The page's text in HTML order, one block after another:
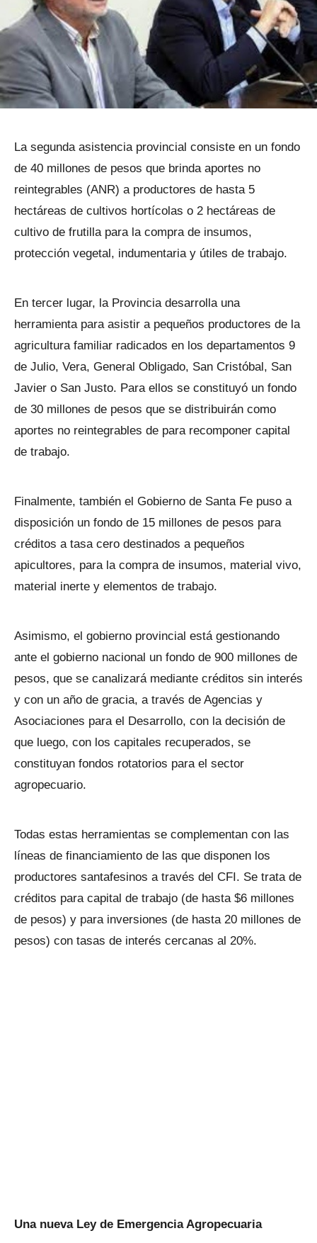
La segunda asistencia provincial consiste en un fondo
de 40 millones de pesos que brinda aportes no
reintegrables (ANR) a productores de hasta 5
hectáreas de cultivos hortícolas o 2 hectáreas de
cultivo de frutilla para la compra de insumos,
protección vegetal, indumentaria y útiles de trabajo.
En tercer lugar, la Provincia desarrolla una
herramienta para asistir a pequeños productores de la
agricultura familiar radicados en los departamentos 9
de Julio, Vera, General Obligado, San Cristóbal, San
Javier o San Justo. Para ellos se constituyó un fondo
de 30 millones de pesos que se distribuirán como
aportes no reintegrables de para recomponer capital
de trabajo.
Finalmente, también el Gobierno de Santa Fe puso a
disposición un fondo de 15 millones de pesos para
créditos a tasa cero destinados a pequeños
apicultores, para la compra de insumos, material vivo,
material inerte y elementos de trabajo.
Asimismo, el gobierno provincial está gestionando
ante el gobierno nacional un fondo de 900 millones de
pesos, que se canalizará mediante créditos sin interés
y con un año de gracia, a través de Agencias y
Asociaciones para el Desarrollo, con la decisión de
que luego, con los capitales recuperados, se
constituyan fondos rotatorios para el sector
agropecuario.
Todas estas herramientas se complementan con las
líneas de financiamiento de las que disponen los
productores santafesinos a través del CFI. Se trata de
créditos para capital de trabajo (de hasta $6 millones
de pesos) y para inversiones (de hasta 20 millones de
pesos) con tasas de interés cercanas al 20%.
Una nueva Ley de Emergencia Agropecuaria